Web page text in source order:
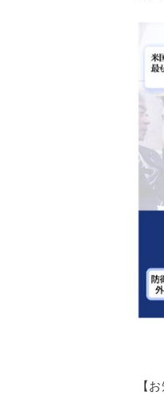
【